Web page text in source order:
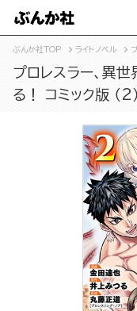
ぶんか社TOP ライトノベル
プロレスラー、異
る！ コミック版 （2）